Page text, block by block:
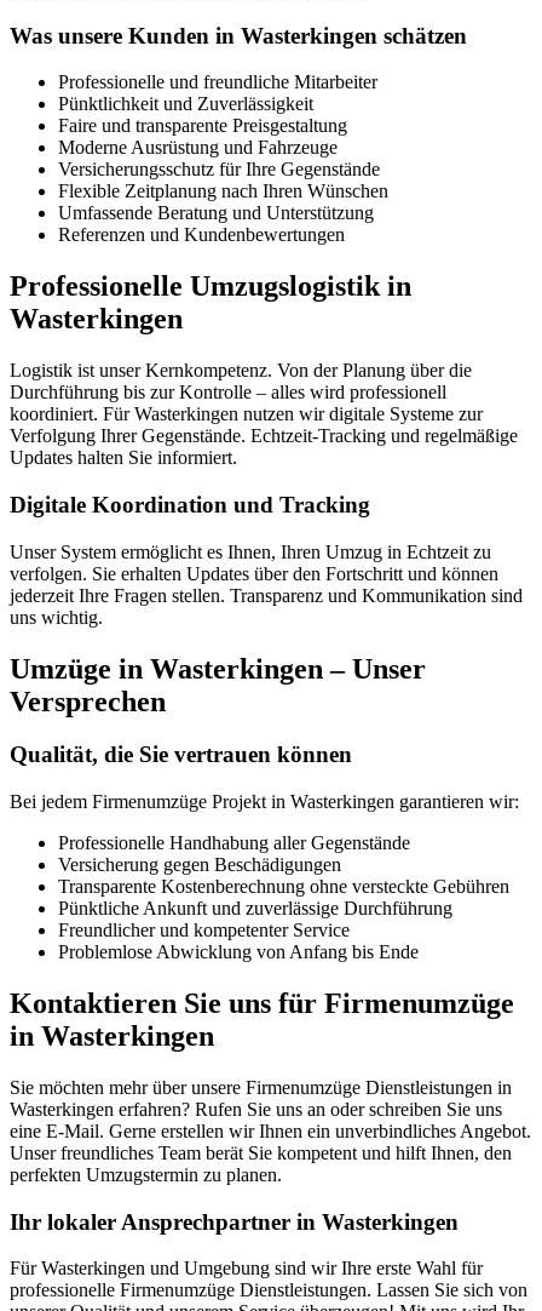
Was unsere Kunden in Wasterkingen schätzen
Professionelle und freundliche Mitarbeiter
Pünktlichkeit und Zuverlässigkeit
Faire und transparente Preisgestaltung
Moderne Ausrüstung und Fahrzeuge
Versicherungsschutz für Ihre Gegenstände
Flexible Zeitplanung nach Ihren Wünschen
Umfassende Beratung und Unterstützung
Referenzen und Kundenbewertungen
Professionelle Umzugslogistik in
Wasterkingen
Logistik ist unser Kernkompetenz. Von der Planung über die
Durchführung bis zur Kontrolle – alles wird professionell
koordiniert. Für Wasterkingen nutzen wir digitale Systeme zur
Verfolgung Ihrer Gegenstände. Echtzeit-Tracking und regelmäßige
Updates halten Sie informiert.
Digitale Koordination und Tracking
Unser System ermöglicht es Ihnen, Ihren Umzug in Echtzeit zu
verfolgen. Sie erhalten Updates über den Fortschritt und können
jederzeit Ihre Fragen stellen. Transparenz und Kommunikation sind
uns wichtig.
Umzüge in Wasterkingen – Unser
Versprechen
Qualität, die Sie vertrauen können
Bei jedem Firmenumzüge Projekt in Wasterkingen garantieren wir:
Professionelle Handhabung aller Gegenstände
Versicherung gegen Beschädigungen
Transparente Kostenberechnung ohne versteckte Gebühren
Pünktliche Ankunft und zuverlässige Durchführung
Freundlicher und kompetenter Service
Problemlose Abwicklung von Anfang bis Ende
Kontaktieren Sie uns für Firmenumzüge
in Wasterkingen
Sie möchten mehr über unsere Firmenumzüge Dienstleistungen in
Wasterkingen erfahren? Rufen Sie uns an oder schreiben Sie uns
eine E-Mail. Gerne erstellen wir Ihnen ein unverbindliches Angebot.
Unser freundliches Team berät Sie kompetent und hilft Ihnen, den
perfekten Umzugstermin zu planen.
Ihr lokaler Ansprechpartner in Wasterkingen
Für Wasterkingen und Umgebung sind wir Ihre erste Wahl für
professionelle Firmenumzüge Dienstleistungen. Lassen Sie sich von